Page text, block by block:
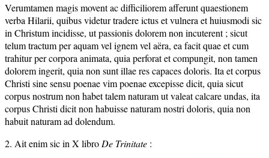
Verumtamen magis movent ac difficiliorem afferunt quaestionem
verba Hilarii, quibus videtur tradere ictus et vulnera et huiusmodi sic
in Christum incidisse, ut passionis dolorem non incuterent ; sicut
telum tractum per aquam vel ignem vel aëra, ea facit quae et cum
trahitur per corpora animata, quia perforat et compungit, non tamen
dolorem ingerit, quia non sunt illae res capaces doloris. Ita et corpus
Christi sine sensu poenae vim poenae excepisse dicit, quia sicut
corpus nostrum non habet talem naturam ut valeat calcare undas, ita
corpus Christi dicit non habuisse naturam nostri doloris, quia non
habuit naturam ad dolendum.
2. Ait enim sic in X libro De Trinitate :